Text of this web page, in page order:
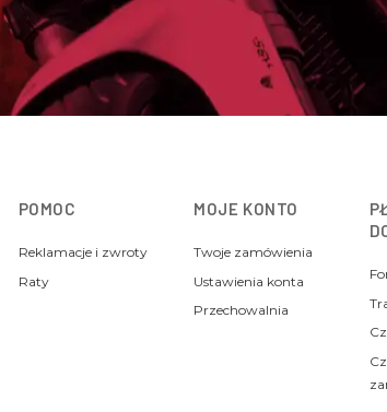
POMOC
Reklamacje i zwroty
Raty
MOJE KONTO
Twoje zamówienia
Ustawienia konta
Przechowalnia